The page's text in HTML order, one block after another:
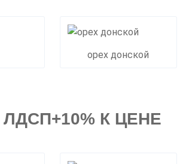
орех донской
К ЦЕНЕ